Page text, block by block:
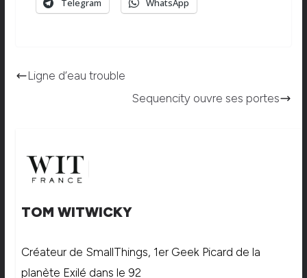
Telegram WhatsApp
Ligne d’eau trouble
Sequencity ouvre ses portes
TOM WITWICKY
Créateur de SmallThings, 1er Geek Picard de la
planète Exilé dans le 92